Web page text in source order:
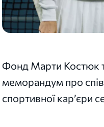
Фонд Марти Костюк
меморандум про
спортивної кар’єри